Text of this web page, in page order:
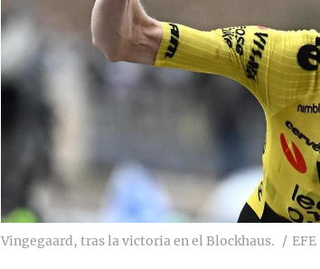
Vingegaard, tras la victoria en el Blockhaus. EFE